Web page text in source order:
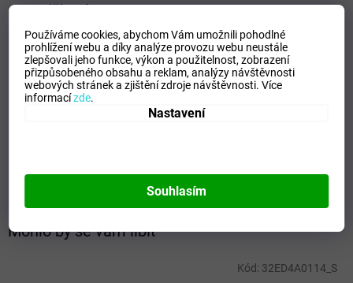
Používáme cookies, abychom Vám umožnili pohodlné
prohlížení webu a díky analýze provozu webu neustále
zlepšovali jeho funkce, výkon a použitelnost,zobrazení
přizpůsobeného obsahu a reklam, analýzy návštěvnosti
webových stránek a zjištění zdroje návštěvnosti.Více
informacízde.
Nastavení
Souhlasím
Mohlo by se vám líbit
Kód: 32ED4A0114_S
Doplňkové parametry
Kategorie:
Pánské tepláky
EAN:
Zvolte variantu
Velikost:
M
Pohlaví:
Muži
Tepláky
Barva: Navy